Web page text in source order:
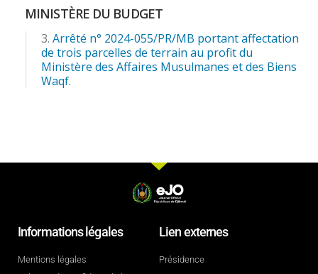
MINISTÈRE DU BUDGET
Arrêté n° 2024-055/PR/MB portant affectation
de trois parcelles de terrain au profit du
Ministère des Affaires Musulmanes et des Biens
Waqf.
Informations légales
Mentions légales
Lien externes
Présidence